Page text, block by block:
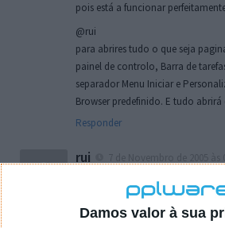
Damos valor à sua
pois está a funcionar
@rui
para abrires tudo o que seja
painel de controlo, Barra de
separador Menu Iniciar e
Browser predefinido. E tudo
Responder
rui
localizaçao referida n se
o firefox como browser